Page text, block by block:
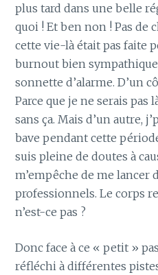
plus tard dans une belle
quoi ! Et ben non ! Pas de
cette vie-là était pas faite
burnout bien
sonnette d’alarme. D’un
Parce que je ne serais pas
sans ça. Mais d’un autre,
bave pendant cette
suis pleine de doutes à
m’empêche de me lancer
professionnels. Le corps
n’est-ce pas ?
Donc face à ce « petit »
réfléchi à différentes